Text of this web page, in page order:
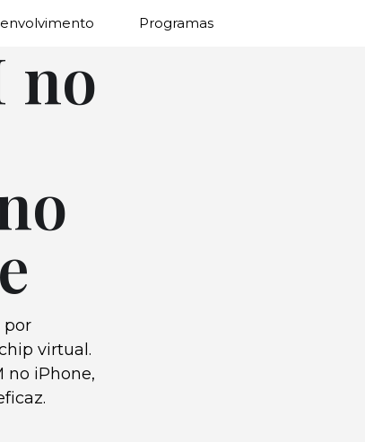
Programas
no
por
virtual.
no iPhone,